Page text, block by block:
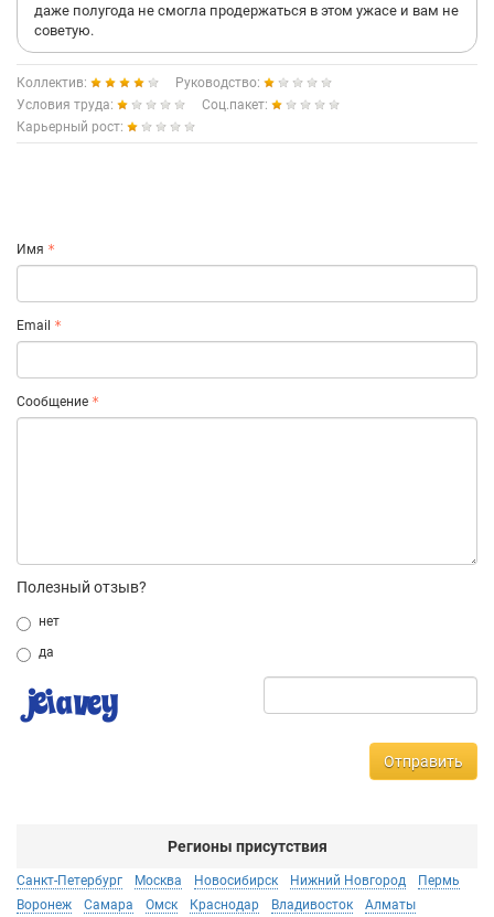
даже полугода не смогла продержаться в этом ужасе и вам не
советую.
Коллектив:
Руководство:
Условия труда:
Соц.пакет:
Карьерный рост:
Имя
Email
Сообщение
Полезный отзыв?
нет
да
Отправить
Регионы присутствия
Санкт-Петербург Москва Новосибирск Нижний Новгород
Пермь
Воронеж
Самара Омск Краснодар Владивосток
Алматы